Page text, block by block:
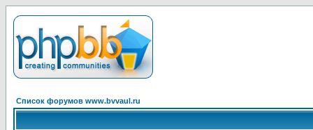
Список форумов www.bvvaul.ru